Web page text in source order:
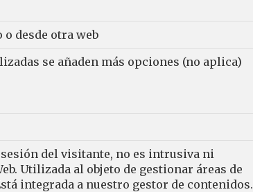
desde otra web
se añaden más opciones (no aplica)
del visitante, no es intrusiva ni
Utilizada al objeto de gestionar áreas de
integrada a nuestro gestor de contenidos.